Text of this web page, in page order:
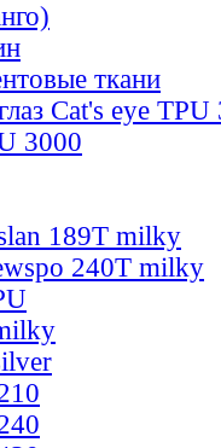
ткани
Cat's eye TPU
3000
189T milky
240T milky